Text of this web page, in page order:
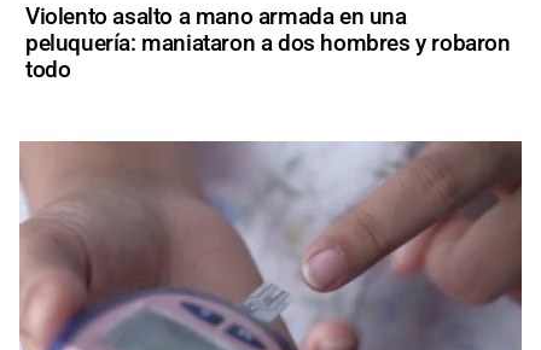
Violento asalto a mano armada en una
peluquería: maniataron a dos hombres y robaron
todo